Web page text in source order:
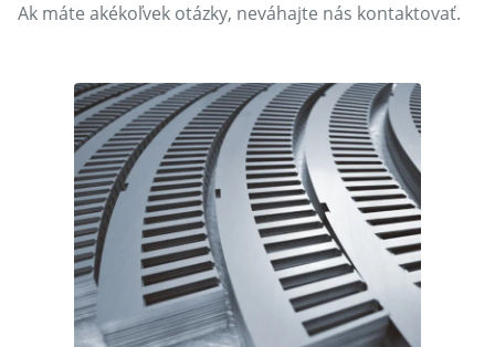
Ak máte akékoľvek otázky, neváhajte nás kontaktovať.